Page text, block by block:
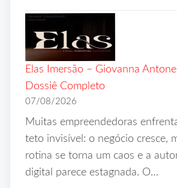
Elas Imersão – Giovanna
Dossiê Completo
07/08/2026
Muitas empreendedoras
teto invisível: o negócio cresce,
rotina se torna um caos e a
digital parece estagnada. O…